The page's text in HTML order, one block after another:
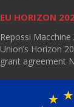
EU HORIZON
Repossi
Union’s Horizon
grant agreement